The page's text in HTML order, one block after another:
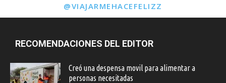
@VIAJARMEHACEFELIZZ
RECOMENDACIONES DEL EDITOR
Creó una despensa movil para alimentar a
personas necesitadas